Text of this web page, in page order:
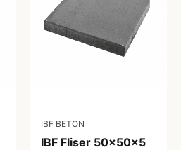
IBF BETON
IBF Fliser 50x50x5